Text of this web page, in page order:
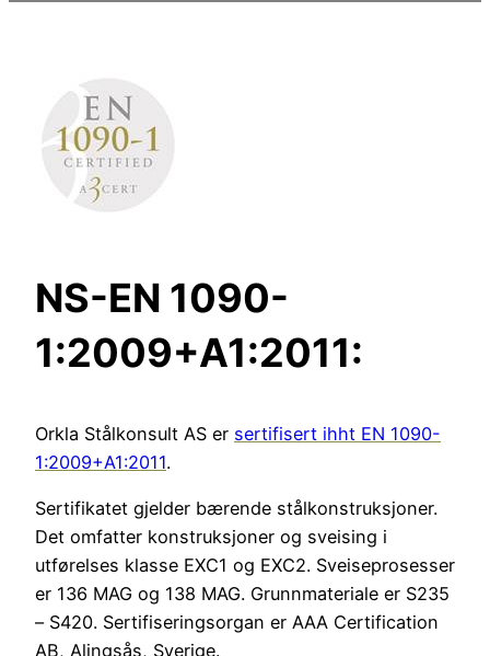
NS-EN 1090-
1:2009+A1:2011:
Orkla Stålkonsult AS er sertifisert ihht EN 1090-
1:2009+A1:2011.
Sertifikatet gjelder bærende stålkonstruksjoner.
Det omfatter konstruksjoner og sveising i
utførelses klasse EXC1 og EXC2. Sveiseprosesser
er 136 MAG og 138 MAG. Grunnmateriale er S235
– S420. Sertifiseringsorgan er AAA Certification
AB, Alingsås, Sverige.